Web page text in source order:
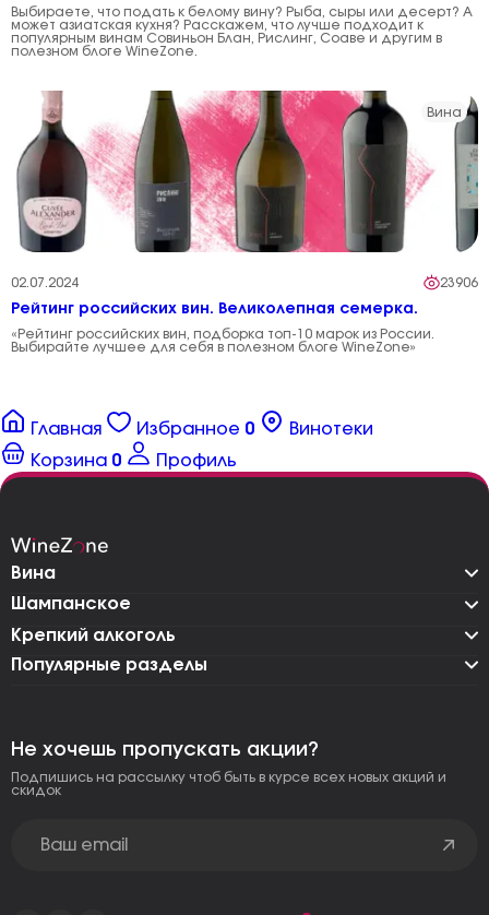
Выбираете, что подать к белому вину? Рыба, сыры или десерт? А
может азиатская кухня? Расскажем, что лучше подходит к
популярным винам Совиньон Блан, Рислинг, Соаве и другим в
полезном блоге WineZone.
Вина
02.07.2024 23906
Рейтинг российских вин. Великолепная семерка.
«Рейтинг российских вин, подборка топ-10 марок из России.
Выбирайте лучшее для себя в полезном блоге WineZone»
Главная Избранное 0
Винотеки
Корзина 0 Профиль
Вина
Шампанское
Крепкий алкоголь
Популярные разделы
Не хочешь пропускать акции?
Подпишись на рассылку чтоб быть в курсе всех новых акций и
скидок